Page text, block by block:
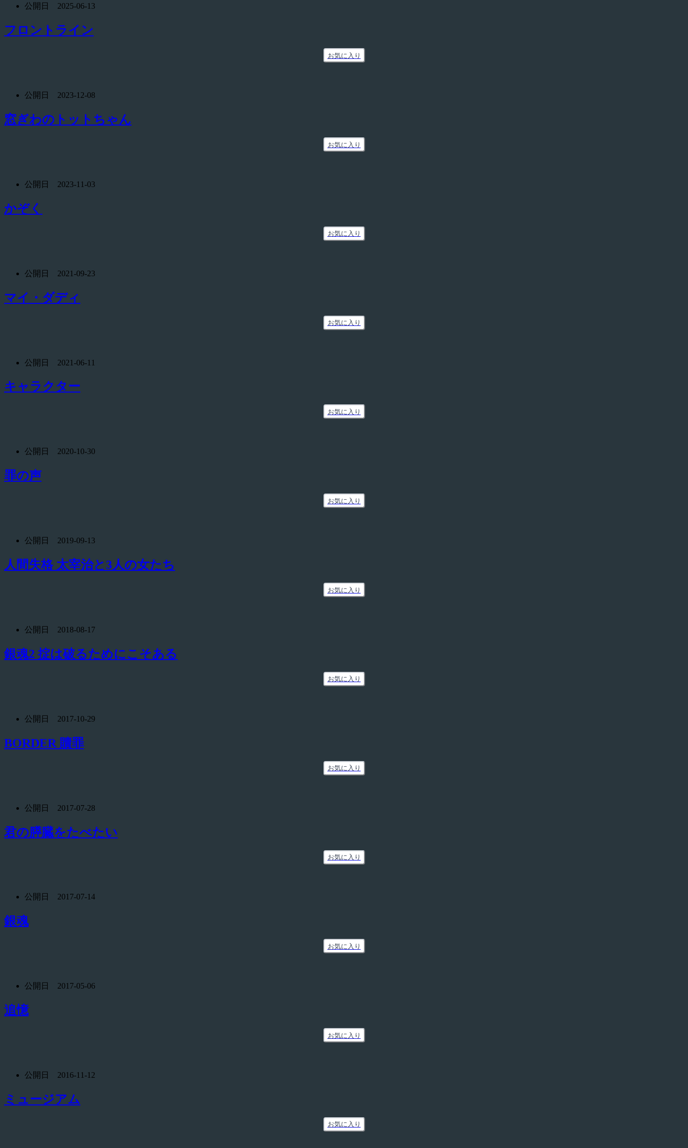
公開日 2025-06-13
フロントライン
お気に入り
公開日 2023-12-08
窓ぎわのトットちゃん
お気に入り
公開日 2023-11-03
かぞく
お気に入り
公開日 2021-09-23
マイ・ダディ
お気に入り
公開日 2021-06-11
キャラクター
お気に入り
公開日 2020-10-30
罪の声
お気に入り
公開日 2019-09-13
人間失格 太宰治と3人の女たち
お気に入り
公開日 2018-08-17
銀魂2 掟は破るためにこそある
お気に入り
公開日 2017-10-29
BORDER 贖罪
お気に入り
公開日 2017-07-28
君の膵臓をたべたい
お気に入り
公開日 2017-07-14
銀魂
お気に入り
公開日 2017-05-06
追憶
お気に入り
公開日 2016-11-12
ミュージアム
お気に入り